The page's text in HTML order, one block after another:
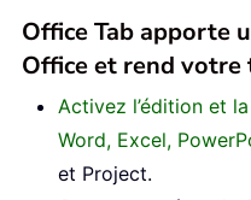
Office Tab apporte
Office et rend
Activez l’édition et
Word, Excel,
et Project.